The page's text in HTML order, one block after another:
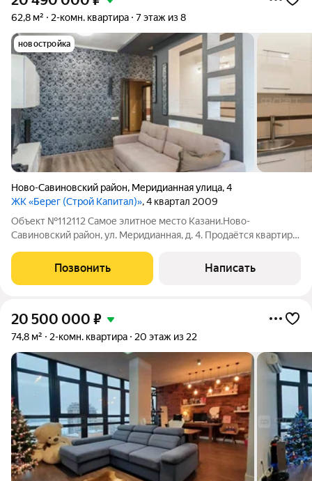
62,8 м² 2-комн. квартира 7 этаж из 8
новостройка
Ново-Савиновский район, Меридианная улица,4
ЖК «Берег (Строй Капитал)», 4 квартал 2009
Объект №112112 Самое элитное место Казани.Ново-
Савиновский район, ул. Меридианная, д. 4. Продаётся квартира
площадь - 62,8 кв.м. Жилая - 28,8 Кухня - 11,1 Лоджия с выходом
из кухни - 1,1 (2,2
Позвонить Написать
20 500 000 ₽
74,8 м² 2-комн. квартира 20 этаж из 22